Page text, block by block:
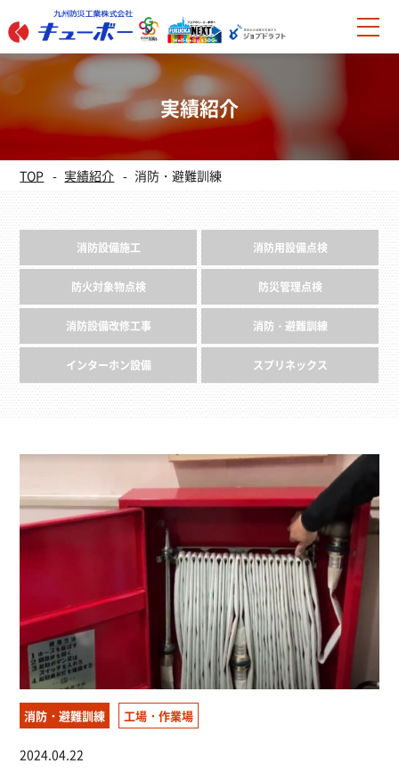
実績紹介
TOP 実績紹介 消防・避難訓練
消防設備施工 消防用設備点検
防火対象物点検 防災管理点検
消防設備改修工事 消防・避難訓練
インターホン設備 スプリネックス
消防・避難訓練 工場・作業場
2024.04.22